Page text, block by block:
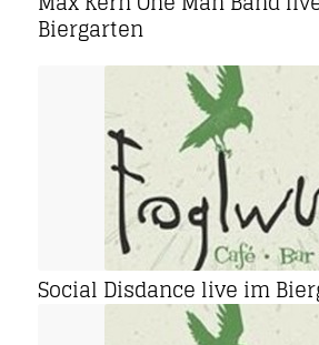
Biergarten
Social Disdance live im